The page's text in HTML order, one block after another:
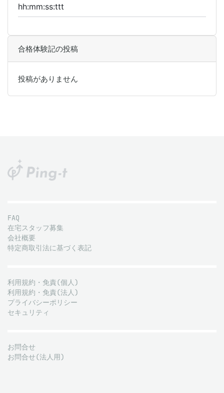
hh:mm:ss:ttt
合格体験記の投稿
投稿がありません
FAQ
在宅スタッフ募集
会社概要
特定商取引法に基づく表記
利用規約・免責(個人)
利用規約・免責(法人)
プライバシーポリシー
セキュリティ
お問合せ
お問合せ(法人用)